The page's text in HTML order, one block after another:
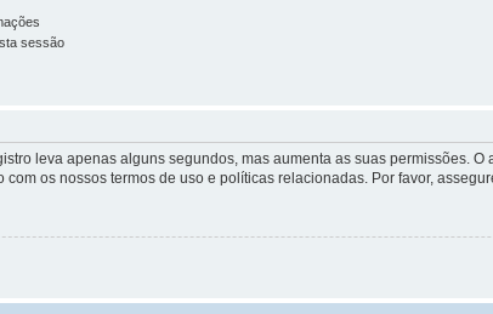
sessão
leva apenas alguns segundos, mas aumenta as suas permissões.
os nossos termos de uso e políticas relacionadas. Por favor,